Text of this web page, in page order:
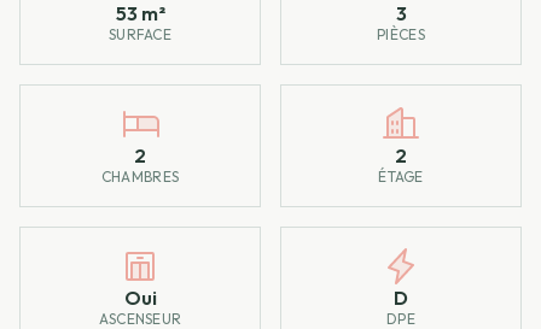
53 m²
SURFACE
3
PIÈCES
2
CHAMBRES
2
ÉTAGE
Oui
ASCENSEUR
D
DPE